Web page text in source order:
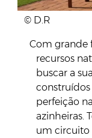
© D.R
Com grande
recursos
buscar a
perfeição
azinheiras.
um circuito